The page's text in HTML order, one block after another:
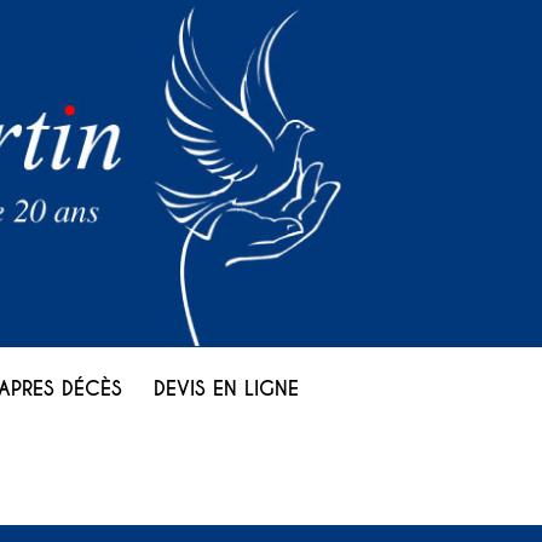
DÉCÈS DEVIS EN LIGNE